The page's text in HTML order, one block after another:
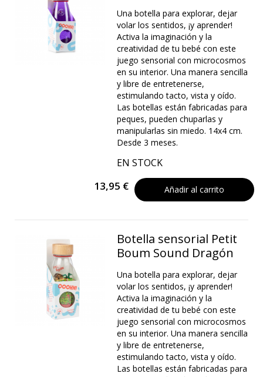
Una botella para explorar, dejar
volar los sentidos, ¡y aprender!
Activa la imaginación y la
creatividad de tu bebé con este
juego sensorial con microcosmos
en su interior. Una manera sencilla
y libre de entretenerse,
estimulando tacto, vista y oído.
Las botellas están fabricadas para
peques, pueden chuparlas y
manipularlas sin miedo. 14x4 cm.
Desde 3 meses.
EN STOCK
13,95 € Añadir al carrito
Botella sensorial Petit
Boum Sound Dragón
Una botella para explorar, dejar
volar los sentidos, ¡y aprender!
Activa la imaginación y la
creatividad de tu bebé con este
juego sensorial con microcosmos
en su interior. Una manera sencilla
y libre de entretenerse,
estimulando tacto, vista y oído.
Las botellas están fabricadas para